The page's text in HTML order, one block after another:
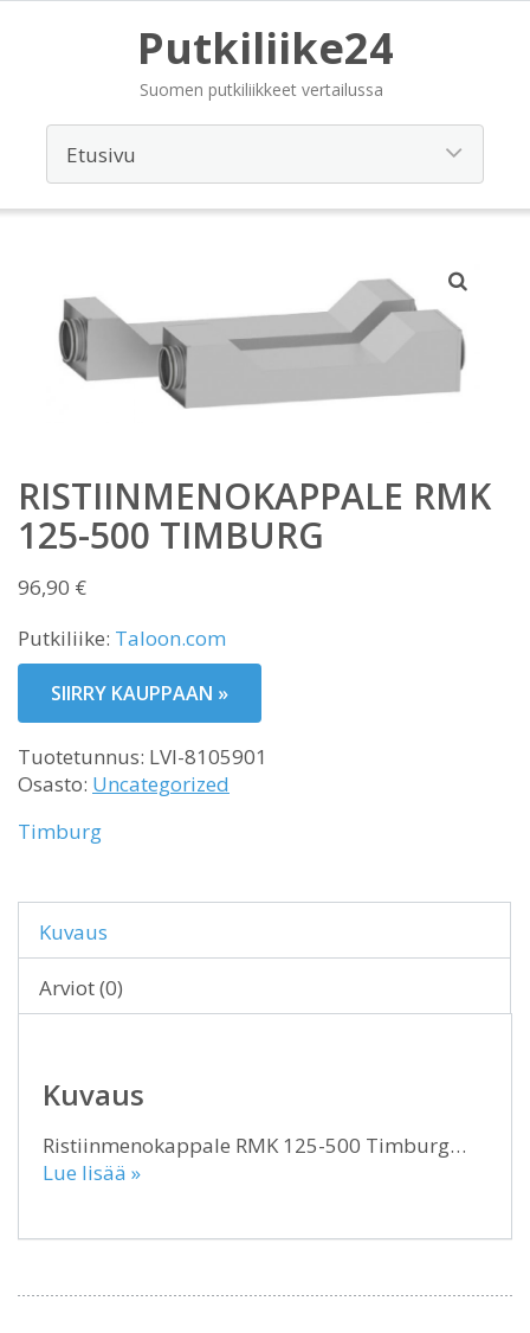
Putkiliike24
Suomen putkiliikkeet vertailussa
RISTIINMENOKAPPALE RMK
125-500 TIMBURG
96,90 €
Putkiliike: Taloon.com
SIIRRY KAUPPAAN »
Tuotetunnus: LVI-8105901
Osasto: Uncategorized
Timburg
Kuvaus
Arviot (0)
Kuvaus
Ristiinmenokappale RMK 125-500 Timburg…
Lue lisää »